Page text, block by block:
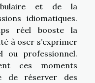
et de la
idiomatiques.
réel booste la
à oser s’exprimer
ou professionnel.
ces moments
de réserver des